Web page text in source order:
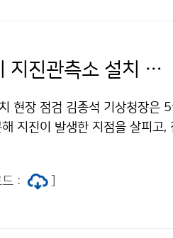
해남 지역 지진발생지 및 임시 지진관측소 설치 현장 점검
현장 점검 김종석 기상청장은
지진이 발생한 지점을 살피고,
드 :